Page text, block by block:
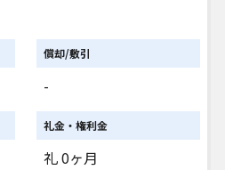
償却/敷引
-
礼金・権利金
礼 0ヶ月